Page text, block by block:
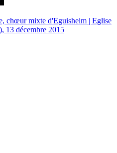
chœur mixte d'Eguisheim | Eglise
13 décembre 2015